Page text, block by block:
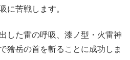
に苦戦します。
した雷の呼吸、漆ノ型・火雷神
獪岳の首を斬ることに成功しま